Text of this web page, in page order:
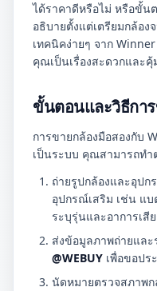
ได้ราคาดีหรือไม่ หรือขั้น
อธิบายตั้งแต่เตรียมกล้อ
เทคนิคง่ายๆ จาก
คุณเป็นเรื่องสะดวกและ
ขั้นตอนและวิธีกา
การขายกล้องมือสองกับ
เป็นระบบ คุณสามารถท
ถ่ายรูปกล้องและอุปก
อุปกรณ์เสริม เช่น แบ
ระบุรุ่นและอาการเสี
ส่งข้อมูลภาพถ่ายและ
@WEBUY เพื่อขอปร
นัดหมายตรวจสภาพ